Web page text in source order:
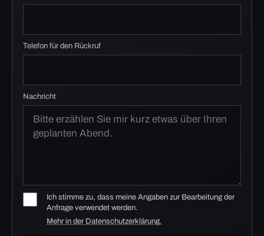
Telefon für den Rückruf
Nachricht
Ich stimme zu, dass meine Angaben zur Bearbeitung der
Anfrage verwendet werden.
Mehr in der Datenschutzerklärung.